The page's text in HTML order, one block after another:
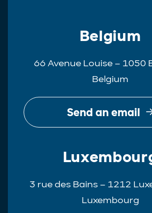
Belgium
66 Avenue Louise – 1050
Belgium
Send an email
3 rue des Bains – 1212
Luxembourg